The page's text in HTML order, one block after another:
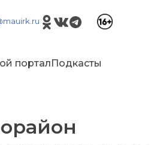
портал Подкасты